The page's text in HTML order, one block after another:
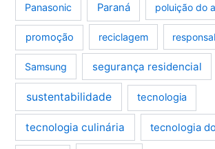
Panasonic Paraná poluição do
promoção reciclagem
Samsung segurança residencial
sustentabilidade tecnologia
tecnologia culinária tecnologia